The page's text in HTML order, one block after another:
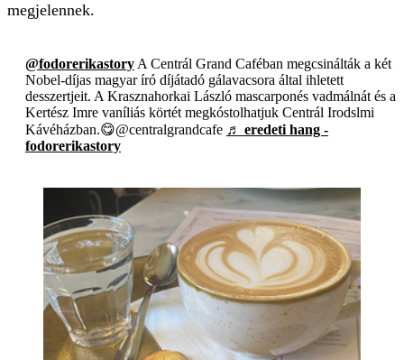
megjelennek.
@fodorerikastory A Centrál Grand Caféban megcsinálták a két
Nobel-díjas magyar író díjátadó gálavacsora által ihletett
desszertjeit. A Krasznahorkai László mascarponés vadmálnát és a
Kertész Imre vaníliás körtét megkóstolhatjuk Centrál Irodslmi
Kávéházban.😋@centralgrandcafe ♬ eredeti hang -
fodorerikastory